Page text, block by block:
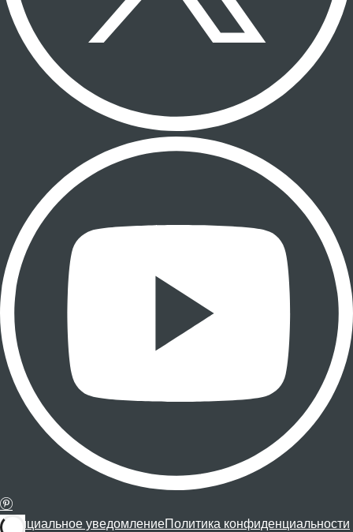
Официальное уведомлениеПолитика конфиденциальности